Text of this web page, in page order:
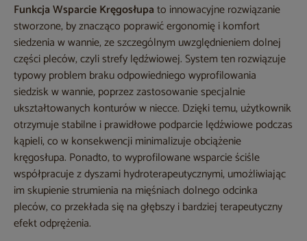
Funkcja Wsparcie Kręgosłupato innowacyjne rozwiązanie
stworzone, by znacząco poprawić ergonomię i komfort
siedzenia w wannie, ze szczególnym uwzględnieniem dolnej
części pleców, czyli strefy lędźwiowej. System ten rozwiązuje
typowy problem braku odpowiedniego wyprofilowania
siedzisk w wannie, poprzez zastosowanie specjalnie
ukształtowanych konturów w niecce. Dzięki temu, użytkownik
otrzymuje stabilne i prawidłowe podparcie lędźwiowe podczas
kąpieli, co w konsekwencji minimalizuje obciążenie
kręgosłupa. Ponadto, to wyprofilowane wsparcie ściśle
współpracuje z dyszami hydroterapeutycznymi, umożliwiając
im skupienie strumienia na mięśniach dolnego odcinka
pleców, co przekłada się na głębszy i bardziej terapeutyczny
efekt odprężenia.